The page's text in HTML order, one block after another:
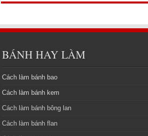
BÁNH HAY LÀM
Cách làm bánh bao
Cách làm bánh kem
Cách làm bánh bông lan
Cách làm bánh flan